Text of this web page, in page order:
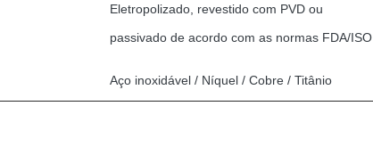
Eletropolizado, revestido com PVD ou
passivado de acordo com as normas FDA/ISO
Aço inoxidável / Níquel / Cobre / Titânio